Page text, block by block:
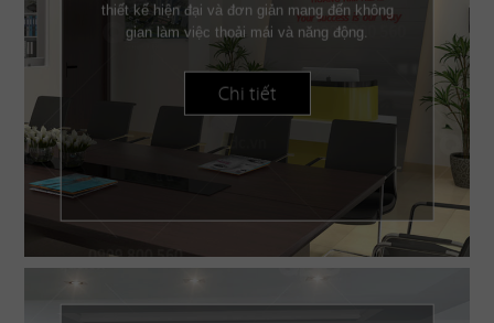
thiết kế hiện đại và đơn giản mang đến không
gian làm việc thoải mái và năng động.
Chi tiết